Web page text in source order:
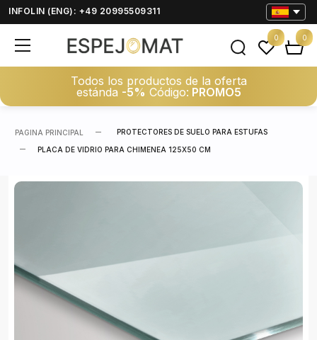
INFOLIN (ENG): +49 20995509311
Todos los productos de la oferta
estánda -5% Código: PROMO5
0 0
PAGINA PRINCIPAL PROTECTORES DE SUELO PARA ESTUFAS
PLACA DE VIDRIO PARA CHIMENEA 125X50 CM